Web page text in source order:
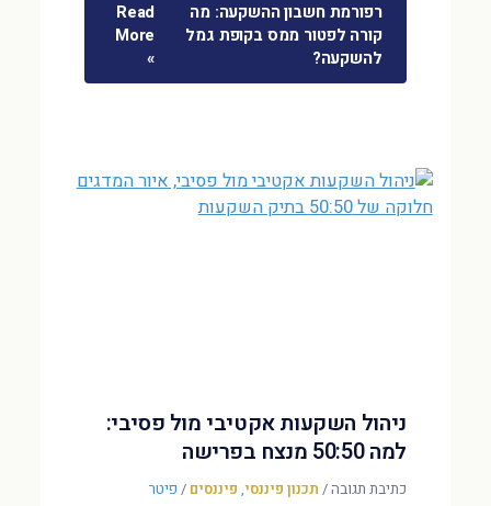
רפורמת חשבון ההשקעה: מה
קורה לפטור ממס בקופת גמל
להשקעה?
Read
More
»
ניהול השקעות אקטיבי מול פסיבי:
למה 50:50 מנצח בפרישה
כתיבת תגובה/ תכנון פיננסי, פיננסים / פיטר